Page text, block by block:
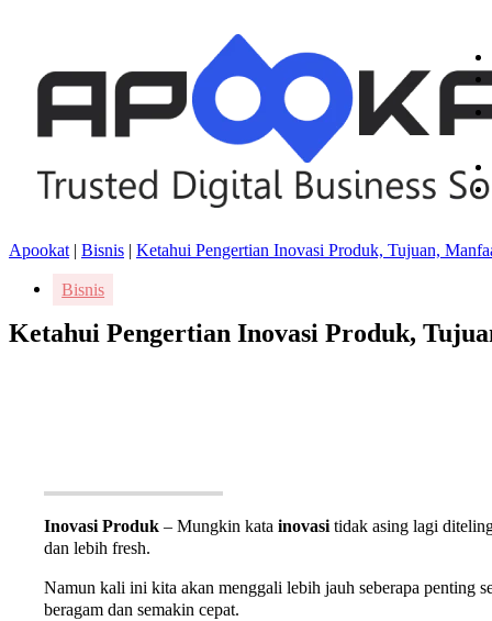
Apookat | Bisnis | Ketahui Pengertian Inovasi Produk, Tujuan,
Bisnis
Ketahui Pengertian Inovasi Produk,
Inovasi Produk – Mungkin kata inovasi tidak asing lagi
dan lebih fresh.
Namun kali ini kita akan menggali lebih jauh seberapa penting
beragam dan semakin cepat.